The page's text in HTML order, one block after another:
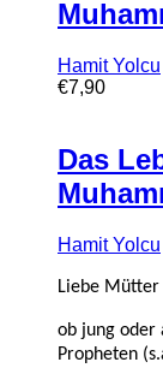
Hamit Yolcu
€7,90
Das
Hamit Yolcu
Liebe Mütter
ob jung oder
Propheten